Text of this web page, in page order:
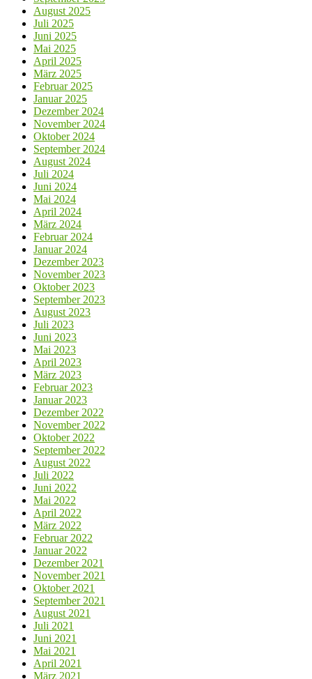
August 2025
Juli 2025
Juni 2025
Mai 2025
April 2025
März 2025
Februar 2025
Januar 2025
Dezember 2024
November 2024
Oktober 2024
September 2024
August 2024
Juli 2024
Juni 2024
Mai 2024
April 2024
März 2024
Februar 2024
Januar 2024
Dezember 2023
November 2023
Oktober 2023
September 2023
August 2023
Juli 2023
Juni 2023
Mai 2023
April 2023
März 2023
Februar 2023
Januar 2023
Dezember 2022
November 2022
Oktober 2022
September 2022
August 2022
Juli 2022
Juni 2022
Mai 2022
April 2022
März 2022
Februar 2022
Januar 2022
Dezember 2021
November 2021
Oktober 2021
September 2021
August 2021
Juli 2021
Juni 2021
Mai 2021
April 2021
März 2021